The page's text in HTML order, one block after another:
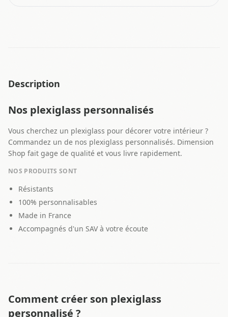
Description
Nos plexiglass personnalisés
Vous cherchez un plexiglass pour décorer votre intérieur ?
Commandez un de nos plexiglass personnalisés. Dimension
Shop fait gage de qualité et vous livre rapidement.
NOS PRODUITS SONT
Résistants
100% personnalisables
Made in France
Accompagnés d'un SAV à votre écoute
Comment créer son plexiglass
personnalisé ?